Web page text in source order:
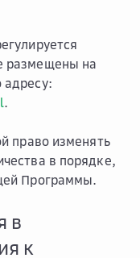
размещены на
.
право изменять
в порядке,
Программы.
в
к